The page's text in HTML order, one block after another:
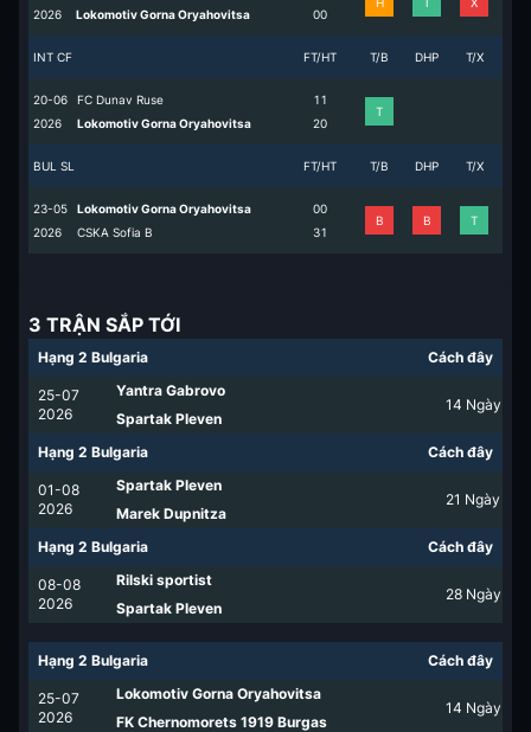
2026 Lokomotiv Gorna Oryahovitsa 00
INT CF FT/HT T/B DHP T/X
20-06
2026
FC Dunav Ruse
Lokomotiv Gorna Oryahovitsa
1
2
1
0
T
BUL SL FT/HT T/B DHP T/X
23-05
2026
Lokomotiv Gorna Oryahovitsa
CSKA Sofia B
0
3
0
1
B B T
3 TRẬN SẮP TỚI
Hạng 2 Bulgaria Cách đây
25-07
2026
Yantra Gabrovo
Spartak Pleven
14 Ngày
Hạng 2 Bulgaria Cách đây
01-08
2026
Spartak Pleven
Marek Dupnitza
21 Ngày
Hạng 2 Bulgaria Cách đây
08-08
2026
Rilski sportist
Spartak Pleven
28 Ngày
Hạng 2 Bulgaria Cách đây
25-07
2026
Lokomotiv Gorna Oryahovitsa
FK Chernomorets 1919 Burgas
14 Ngày